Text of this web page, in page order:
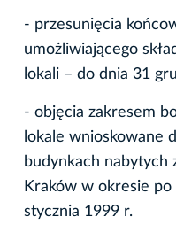
- przesunięcia
umożliwiającego
lokali – do dnia 31
- objęcia zakresem
lokale wnioskowane
budynkach nabytych
Kraków w okresie
stycznia 1999 r.